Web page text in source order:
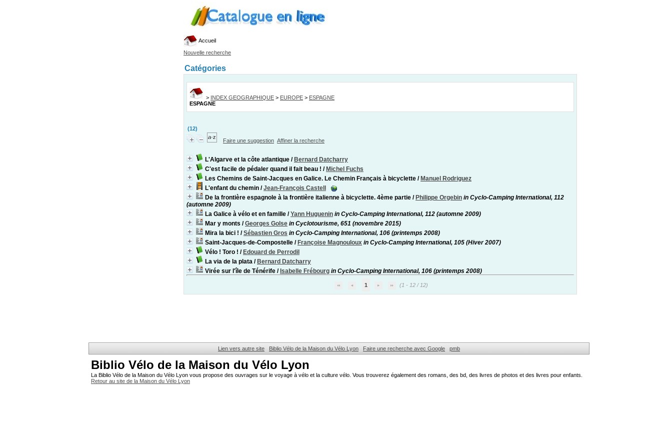
Accueil
Nouvelle recherche
Catégories
> INDEX GEOGRAPHIQUE > EUROPE > ESPAGNE
ESPAGNE
(12)
Faire une suggestion Affiner la recherche
L'Algarve et la côte atlantique / Bernard Datcharry
C'est facile de pédaler quand il fait beau ! / Michel Fuchs
Les Chemins de Saint-Jacques en Galice. Le Chemin Français à bicyclette / Manuel Rodriguez
L'enfant du chemin /Jean-François Castell
De la frontière espagnole à la frontière italienne à bicyclette. 4ème partie / Philippe Orgebin in Cyclo-Camping International, 112
(automne 2009)
La Galice à vélo et en famille /Yann Huguenin in Cyclo-Camping International, 112 (automne 2009)
Mar y monts /Georges Golse in Cyclotourisme, 651 (novembre 2015)
Mira la bici ! /Sébastien Gros in Cyclo-Camping International, 106 (printemps 2008)
Saint-Jacques-de-Compostelle / Françoise Magnouloux in Cyclo-Camping International, 105 (Hiver 2007)
Vélo ! Toro ! / Edouard de Perrodil
La via de la plata / Bernard Datcharry
Virée sur l'île de Ténérife / Isabelle Frébourg in Cyclo-Camping International, 106 (printemps 2008)
1 (1 - 12 / 12)
Lien vers autre site Biblio Vélo de la Maison du Vélo Lyon Faire une recherche avec Google pmb
Biblio Vélo de la Maison du Vélo Lyon
La Biblio Vélo de la Maison du Vélo Lyon vous propose des ouvrages sur le voyage à vélo et la culture vélo. Vous trouverez également des romans, des bd, des livres de photos et des livres pour enfants.
Retour au site de la Maison du Vélo Lyon